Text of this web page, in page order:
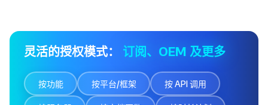
灵活的授权模式： 订阅、OEM 及更多
按功能 按平台/框架 按 API 调用